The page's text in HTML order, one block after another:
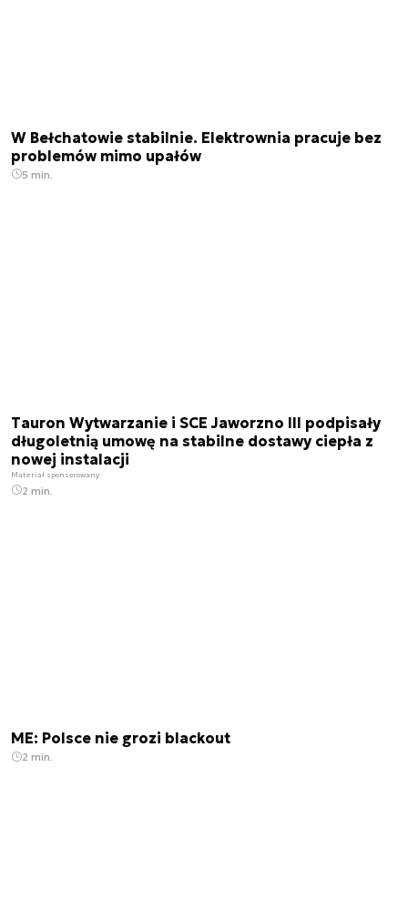
W Bełchatowie stabilnie. Elektrownia pracuje bez
problemów mimo upałów
5 min.
Tauron Wytwarzanie i SCE Jaworzno III podpisały
długoletnią umowę na stabilne dostawy ciepła z
nowej instalacji
Materiał sponsorowany
2 min.
ME: Polsce nie grozi blackout
2 min.